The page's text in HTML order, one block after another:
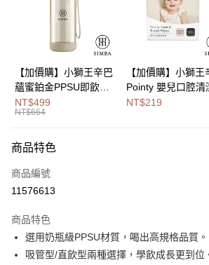
Google Pay
全盈+PAY
大哥付你分期
【大哥付你分期使用說明】
2.付款方式選擇「大哥付你分期」，訂單成立後會自
流程，驗證手機門號後，選擇欲分期的期數、繳款
3.實際核准額度、可分期數及費用金額請依後續交
4.訂單成立30分鐘內，如未前往確認交易或遇審核
消。如遇「轉專審核」未通過狀況，表示未達大哥
法說明評估內容。
相關說明
【關於「AFTEE先享後付」】
便利好安心！
１．簡單：不需註冊會員、不需綁卡、不需儲值。
２．便利：只要手機號碼，簡訊認證，即可結帳。
３．安心：先確認商品／服務後，再付款。
相關說明
「Hami Point」為中華電信所提供之點數服務，可
會員帳號後，即可在購物車使用 Hami Point 折抵消
ATM付款
【加價購】小獅王辛巴
蘊蜜鉑金PPSU即飲水
壺400ml
NT$499
NT$664
【加價購】小獅王
Pointy 嬰兒口腔清
套 (100入)
NT$219
商品特色
商品編號
11576613
商品特色
選用奶瓶級PPSU材質，喝出高規格品質。
吸管型/直飲型兩種選擇，學飲成長更到位